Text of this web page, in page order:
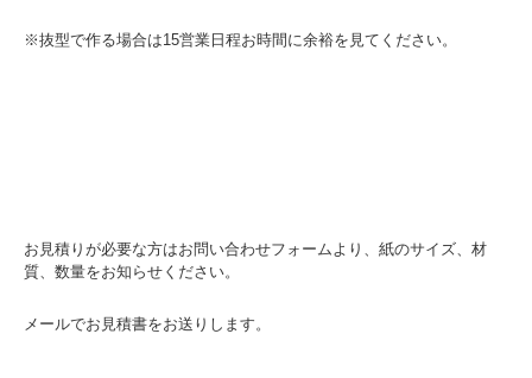
※抜型で作る場合は15営業日程お時間に余裕を見てください。
お見積りが必要な方はお問い合わせフォームより、紙のサイズ、材
質、数量をお知らせください。
メールでお見積書をお送りします。